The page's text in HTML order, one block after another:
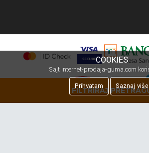
FILTRIRAJ
COOKIES
Sajt internet-prodaja-guma.com
Prihvatam
Saznaj više